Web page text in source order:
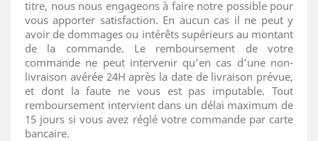
titre, nous nous engageons à faire notre possible pour
vous apporter satisfaction. En aucun cas il ne peut y
avoir de dommages ou intérêts supérieurs au montant
de la commande. Le remboursement de votre
commande ne peut intervenir qu’en cas d’une non-
livraison avérée 24H après la date de livraison prévue,
et dont la faute ne vous est pas imputable. Tout
remboursement intervient dans un délai maximum de
15 jours si vous avez réglé votre commande par carte
bancaire.